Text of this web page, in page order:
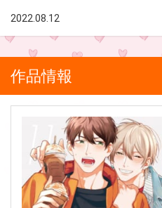
2022.08.12
作品情報